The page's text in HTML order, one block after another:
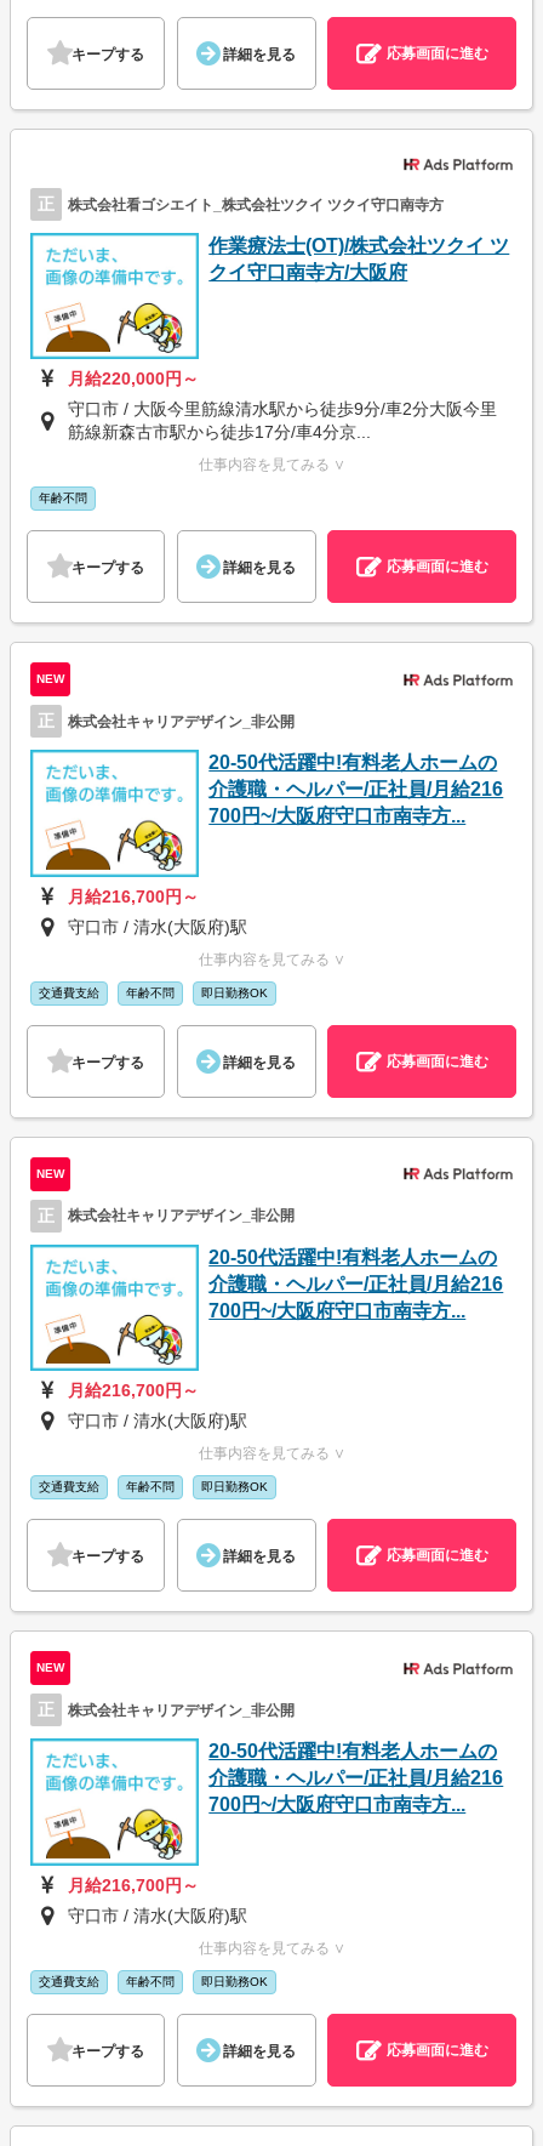
キープする 詳細を見る 応募画面に進む
正 株式会社看ゴシエイト_株式会社ツクイ ツクイ守口南寺方
作業療法士(OT)/株式会社ツクイ ツ
クイ守口南寺方/大阪府
月給220,000円～
守口市 / 大阪今里筋線清水駅から徒歩9分/車2分大阪今里
筋線新森古市駅から徒歩17分/車4分京...
仕事内容を見てみる ∨
年齢不問
キープする 詳細を見る 応募画面に進む
NEW
正 株式会社キャリアデザイン_非公開
20-50代活躍中!有料老人ホームの
介護職・ヘルパー/正社員/月給216
700円~/大阪府守口市南寺方...
月給216,700円～
守口市 / 清水(大阪府)駅
仕事内容を見てみる ∨
交通費支給 年齢不問 即日勤務OK
キープする 詳細を見る 応募画面に進む
NEW
正 株式会社キャリアデザイン_非公開
20-50代活躍中!有料老人ホームの
介護職・ヘルパー/正社員/月給216
700円~/大阪府守口市南寺方...
月給216,700円～
守口市 / 清水(大阪府)駅
仕事内容を見てみる ∨
交通費支給 年齢不問 即日勤務OK
キープする 詳細を見る 応募画面に進む
NEW
正 株式会社キャリアデザイン_非公開
20-50代活躍中!有料老人ホームの
介護職・ヘルパー/正社員/月給216
700円~/大阪府守口市南寺方...
月給216,700円～
守口市 / 清水(大阪府)駅
仕事内容を見てみる ∨
交通費支給 年齢不問 即日勤務OK
キープする 詳細を見る 応募画面に進む